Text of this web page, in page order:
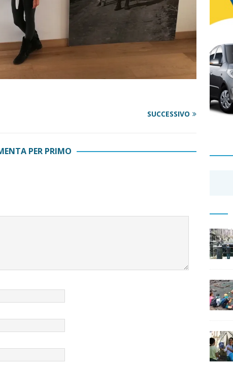
Sicilia con i bambini: mare, attività e tour a prova di famiglia
SUCCESSIVO
PER PRIMO